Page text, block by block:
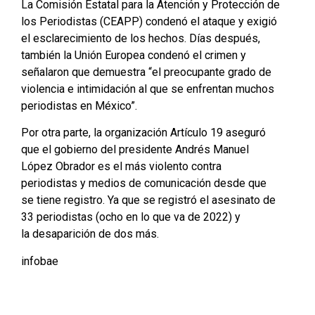
La Comisión Estatal para la Atención y Protección de
los Periodistas (CEAPP) condenó el ataque y exigió
el esclarecimiento de los hechos. Días después,
también la Unión Europea condenó el crimen y
señalaron que demuestra “el preocupante grado de
violencia e intimidación al que se enfrentan muchos
periodistas en México”.
Por otra parte, la organización Artículo 19 aseguró
que el gobierno del presidente Andrés Manuel
López Obrador es el más violento contra
periodistas y medios de comunicación desde que
se tiene registro. Ya que se registró el asesinato de
33 periodistas (ocho en lo que va de 2022) y
la desaparición de dos más.
infobae